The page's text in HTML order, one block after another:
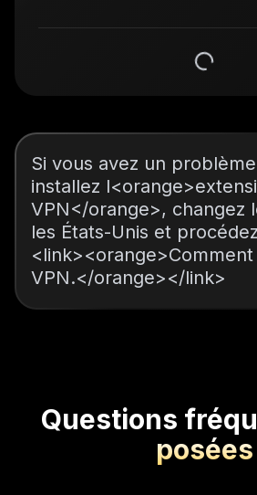
Si vous avez un
installez
VPN</orange>, changez
les États-Unis et
VPN.</orange></link>
Questions
posées